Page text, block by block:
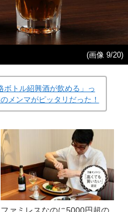
(画像 9/20)
ボトル紹興酒が飲める」っ
メンマがピッタリだった！